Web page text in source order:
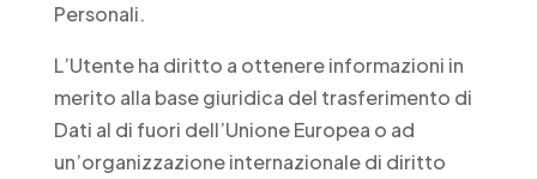
Personali.
L’Utente ha diritto a ottenere informazioni in
merito alla base giuridica del trasferimento di
Dati al di fuori dell’Unione Europea o ad
un’organizzazione internazionale di diritto